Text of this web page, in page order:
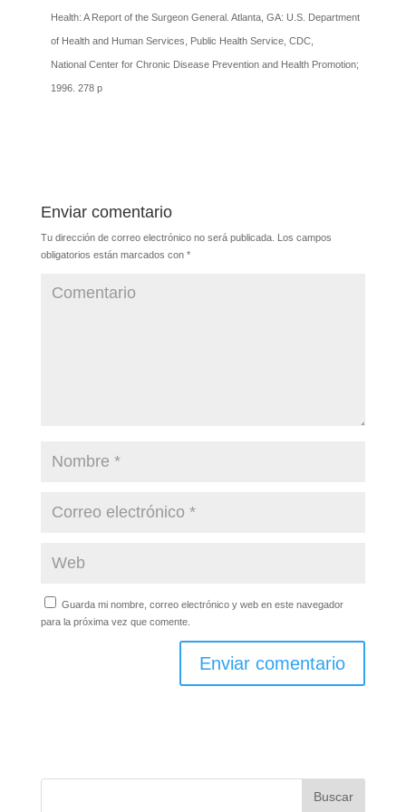
Health: A Report of the Surgeon General. Atlanta, GA: U.S. Department
of Health and Human Services, Public Health Service, CDC,
National Center for Chronic Disease Prevention and Health Promotion;
1996. 278 p
Enviar comentario
Tu dirección de correo electrónico no será publicada. Los campos
obligatorios están marcados con *
Guarda mi nombre, correo electrónico y web en este navegador
para la próxima vez que comente.